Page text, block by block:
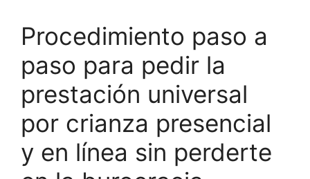
Procedimiento paso a
paso para pedir la
prestación universal
por crianza presencial
y en línea sin perderte